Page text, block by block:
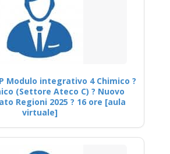
Modulo integrativo 4 Chimico ?
(Settore Ateco C) ? Nuovo
Regioni 2025 ? 16 ore [aula
virtuale]